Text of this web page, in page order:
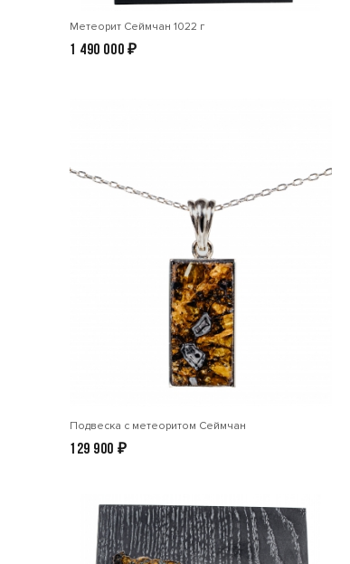
Метеорит Сеймчан 1022 г
1 490 000 ₽
Подвеска с метеоритом Сеймчан
129 900 ₽